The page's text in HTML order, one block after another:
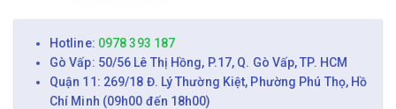
Hotline: 0978 393 187
Gò Vấp: 50/56 Lê Thị Hồng, P.17, Q. Gò Vấp, TP. HCM
Quận 11: 269/18 Đ. Lý Thường Kiệt, Phường Phú Thọ, Hồ
Chí Minh (09h00 đến 18h00)